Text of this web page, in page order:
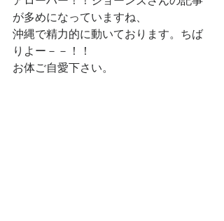
が多めになっていますね、
沖縄で精力的に動いております。ちば
りよー－－！！
お体ご自愛下さい。